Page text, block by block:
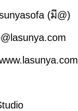
(มี@)⁣⁣⁣⁣⁣⁣⁣